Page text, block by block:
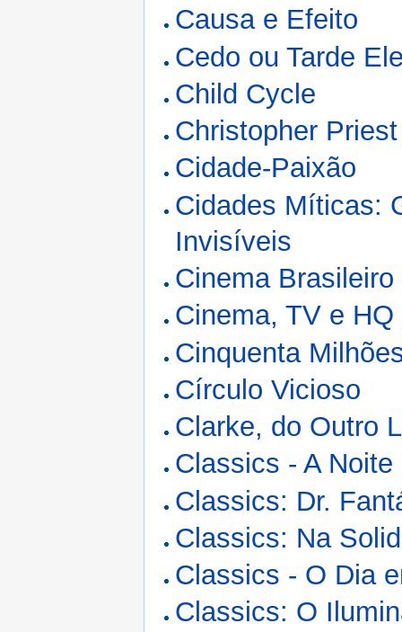
Causa e Efeito
Cedo ou Tarde
Child Cycle
Christopher
Cidade-Paixão
Cidades Míticas:
Invisíveis
Cinema
Cinema, TV e
Cinquenta
Círculo Vicioso
Clarke, do Outro
Classics - A
Classics: Dr.
Classics: Na
Classics - O Dia
Classics: O